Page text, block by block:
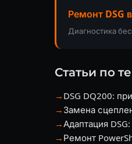
Ремонт DSG
Диагностика
Статьи по
→ DSG DQ200:
→ Замена
→Адаптация
→ Ремонт